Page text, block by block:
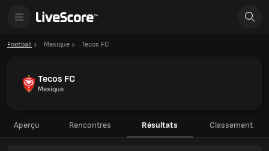
Football Mexique Tecos FC
Tecos FC
Mexique
Aperçu Rencontres Résultats Classement